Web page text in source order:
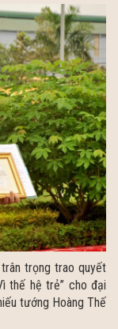
trọng trao quyết
thế hệ trẻ” cho đại
tướng Hoàng Thế